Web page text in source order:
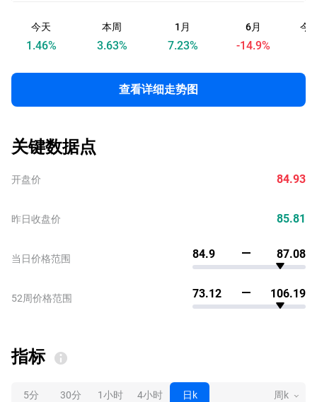
今天
1.46%
本周
3.63%
1月
7.23%
6月
-14.9%
今
查看详细走势图
关键数据点
开盘价
昨日收盘价
当日价格范围
52周价格范围
84.93
85.81
84.9 87.08
73.12 106.19
指标
5分 30分 1小时 4小时 日k 周k